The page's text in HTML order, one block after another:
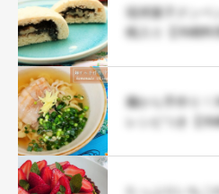
琉球菓子クン
桃入り【沖縄料
麺から手作り！
レシピつき【沖
たっぷりいち